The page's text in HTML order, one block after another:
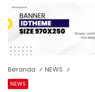
Beranda NEWS
NEWS